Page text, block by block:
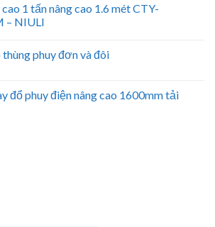
1 tấn nâng cao 1.6 mét CTY-
– NIULI
phuy đơn và đôi
đổ phuy điện nâng cao 1600mm tải